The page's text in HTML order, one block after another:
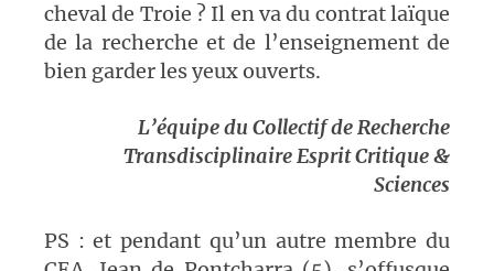
cheval de Troie ? Il en va du contrat laïque
de la recherche et de l’enseignement de
bien garder les yeux ouverts.
L’équipe du Collectif de Recherche
Transdisciplinaire Esprit Critique &
Sciences
PS : et pendant qu’un autre membre du